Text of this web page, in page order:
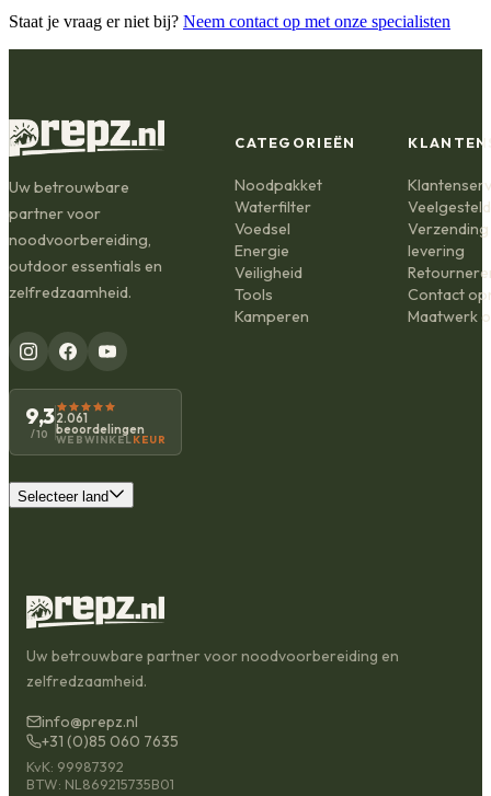
Staat je vraag er niet bij? Neem contact op met onze specialisten
Uw betrouwbare
partner voor
noodvoorbereiding,
outdoor essentials en
zelfredzaamheid.
9,3
/10
2.061
beoordelingen
WEBWINKEL KEUR
Selecteer land
CATEGORIEËN
Noodpakket
Waterfilter
Voedsel
Energie
Veiligheid
Tools
Kamperen
Verzending
levering
Contact
Maatwerk
Uw betrouwbare partner voor noodvoorbereiding en
zelfredzaamheid.
info@prepz.nl
+31 (0)85 060 7635
KvK: 99987392
BTW: NL869215735B01